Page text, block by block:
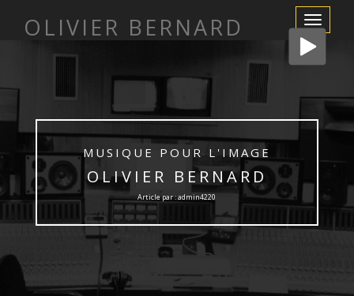
Afficher/
la
navigation
OLIVIER BERNARD
MUSIQUE POUR L'IMAGE
OLIVIER BERNARD
Article par : admin4220